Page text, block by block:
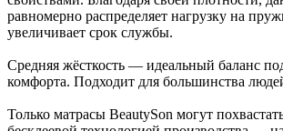
равномерно распределяет нагрузку на
увеличивает срок службы.
Средняя жёсткость — идеальный баланс
комфорта. Подходит для большинства
Только матрасы BeautySon могут